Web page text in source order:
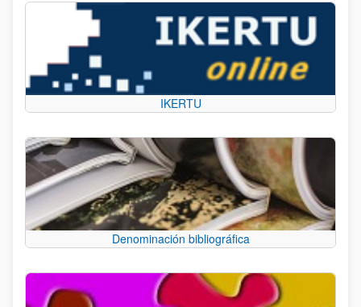
IKERTU
Denominación bibliográfica